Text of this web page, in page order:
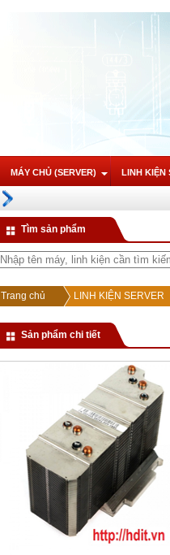
MÁY CHỦ (SERVER) LINH KIỆN
Tìm sản phẩm
Trang chủ LINH KIỆN SERVER
Sản phẩm chi tiết